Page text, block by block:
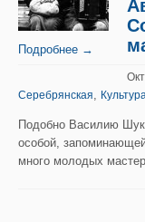
Подробнее →
Серебрянская,
Подобно Василию
особой,
много молодых